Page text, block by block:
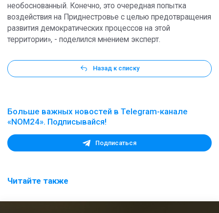
необоснованный. Конечно, это очередная попытка
воздействия на Приднестровье с целью предотвращения
развития демократических процессов на этой
территории», - поделился мнением эксперт.
Назад к списку
Больше важных новостей в Telegram-канале
«NOM24». Подписывайся!
Подписаться
Читайте также